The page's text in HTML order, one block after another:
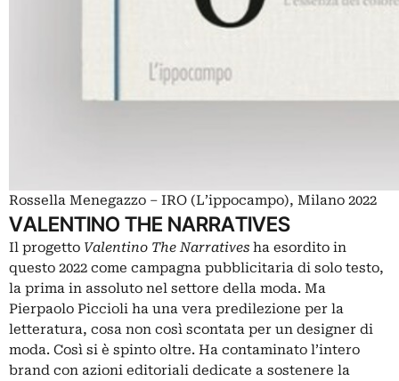
Rossella Menegazzo – IRO (L’ippocampo), Milano 2022
VALENTINO THE NARRATIVES
Il progetto Valentino The Narratives ha esordito in
questo 2022 come campagna pubblicitaria di solo testo,
la prima in assoluto nel settore della moda. Ma
Pierpaolo Piccioli ha una vera predilezione per la
letteratura, cosa non così scontata per un designer di
moda. Così si è spinto oltre. Ha contaminato l’intero
brand con azioni editoriali dedicate a sostenere la